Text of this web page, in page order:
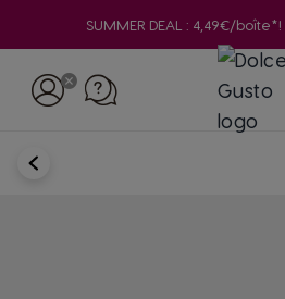
SUMMER DEAL : 4,49€/boîte*!
RETOUR